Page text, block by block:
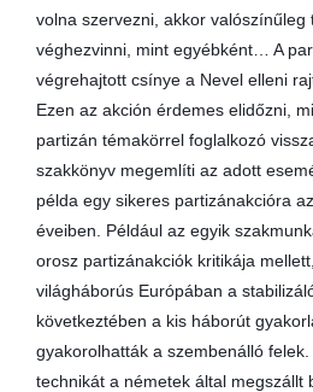
volna szervezni, akkor valószínűleg
véghezvinni, mint egyébként… A
végrehajtott csínye a Nevel elleni
Ezen az akción érdemes elidőzni,
partizán témakörrel foglalkozó
szakkönyv megemlíti az adott
példa egy sikeres partizánakcióra
éveiben. Például az egyik
orosz partizánakciók kritikája
világháborús Európában a
következtében a kis háborút
gyakorolhatták a szembenálló
technikát a németek által megszállt